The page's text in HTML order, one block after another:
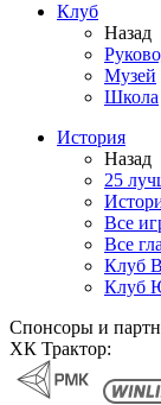
Клуб
Назад
Музей
Школа
История
Назад
25
Все
Все
Клуб
Клуб
Спонсоры и
ХК Трактор: